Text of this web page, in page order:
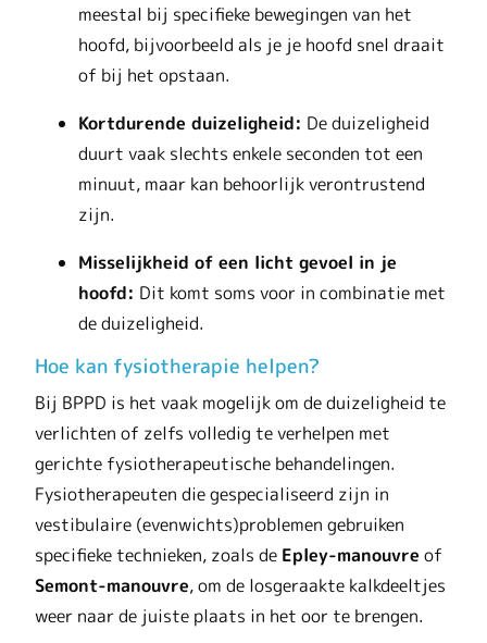
meestal bij specifieke bewegingen van het
hoofd, bijvoorbeeld als je je hoofd snel draait
of bij het opstaan.
Kortdurende duizeligheid: De duizeligheid
duurt vaak slechts enkele seconden tot een
minuut, maar kan behoorlijk verontrustend
zijn.
Misselijkheid of een licht gevoel in je
hoofd: Dit komt soms voor in combinatie met
de duizeligheid.
Hoe kan fysiotherapie helpen?
Bij BPPD is het vaak mogelijk om de duizeligheid te
verlichten of zelfs volledig te verhelpen met
gerichte fysiotherapeutische behandelingen.
Fysiotherapeuten die gespecialiseerd zijn in
vestibulaire (evenwichts)problemen gebruiken
specifieke technieken, zoals de Epley-manouvre of
Semont-manouvre, om de losgeraakte kalkdeeltjes
weer naar de juiste plaats in het oor te brengen.